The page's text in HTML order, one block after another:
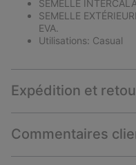
SEMELLE
SEMELLE
EVA.
Utilisations: Casual
Expédition et
Commentaires